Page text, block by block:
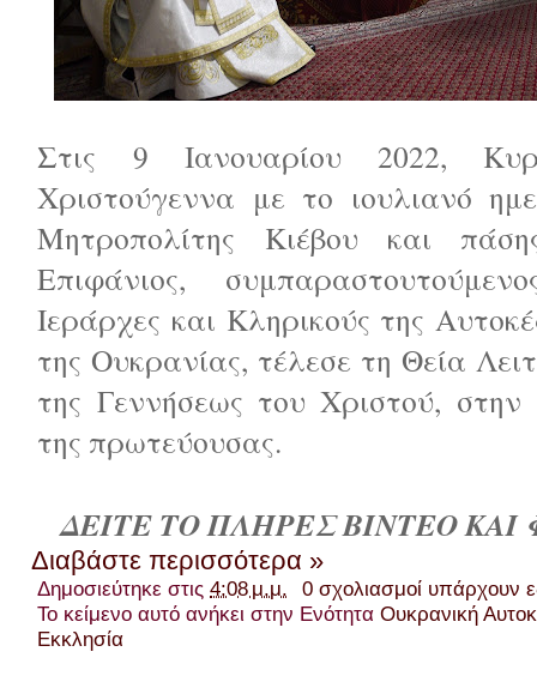
Στις 9 Ιανουαρίου 2022,
Χριστούγεννα με το ιουλιανό
Μητροπολίτης Κιέβου και
Επιφάνιος,
Ιεράρχες και Κληρικούς της
της Ουκρανίας, τέλεσε τη Θεία
της Γεννήσεως του Χριστού, στην
της πρωτεύουσας.
ΔΕΙΤΕ ΤΟ ΠΛΗΡΕΣ ΒΙΝΤΕΟ ΚΑΙ
Διαβάστε περισσότερα »
Δημοσιεύτηκε στις4:08 μ.μ.
0 σχολιασμοί υπάρχουν
Το κείμενο αυτό ανήκει στην ΕνότηταΟυκρανική
Εκκλησία